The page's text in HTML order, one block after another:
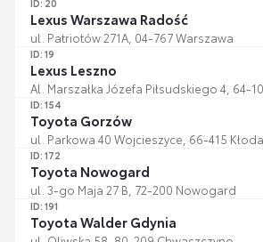
ID: 20
Lexus Warszawa Radość
ul. Patriotów 271A, 04-767 Warszawa
ID: 19
Lexus Leszno
Al. Marszałka Józefa Piłsudskiego 4, 64-
ID: 154
Toyota Gorzów
ul. Parkowa 40 Wojcieszyce, 66-415
ID: 172
Toyota Nowogard
ul. 3-go Maja 27 B, 72-200 Nowogard
ID: 191
Toyota Walder Gdynia